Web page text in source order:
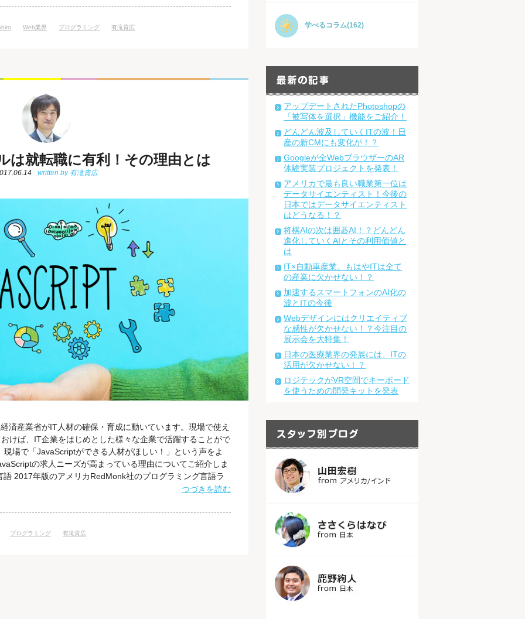
Web業界 プログラミング 有滝貴広
は就転職に有利！その理由とは
済産業省がIT人材の確保・育成に動いています。現場で使え
けば、IT企業をはじめとした様々な企業で活躍することがで
場で「JavaScriptができる人材がほしい！」という声をよ
の求人ニーズが高まっている理由についてご紹介しま
2017年版のアメリカRedMonk社のプログラミング言語ラ
Language Rankings」では、次のような結果になっていま
つづきを読む
プログラミング 有滝貴広
学べるコラム(162)
アップデートされたPhotoshopの
「被写体を選択」機能をご紹介！
どんどん波及していくITの波！日
産の新CMにも変化が！？
Googleが全WebブラウザーのAR
体験実装プロジェクトを発表！
アメリカで最も良い職業第一位は
データサイエンティスト！今後の
日本ではデータサイエンティスト
はどうなる！？
将棋AIの次は囲碁AI！？どんどん
進化していくAIとその利用価値と
は
IT×自動車産業。もはやITは全て
の産業に欠かせない！？
加速するスマートフォンのAI化の
波とITの今後
Webデザインにはクリエイティブ
な感性が欠かせない！？今注目の
展示会を大特集！
日本の医療業界の発展には、ITの
活用が欠かせない！？
ロジテックがVR空間でキーボード
を使うための開発キットを発表